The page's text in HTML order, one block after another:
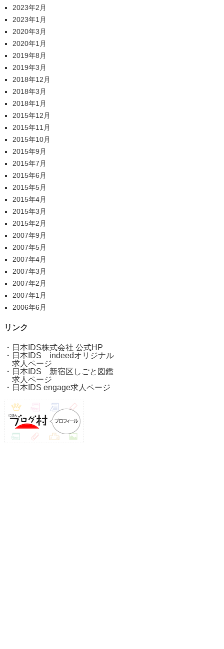
2023年2月
2023年1月
2020年3月
2020年1月
2019年8月
2019年3月
2018年12月
2018年3月
2018年1月
2015年12月
2015年11月
2015年10月
2015年9月
2015年7月
2015年6月
2015年5月
2015年4月
2015年3月
2015年2月
2007年9月
2007年5月
2007年4月
2007年3月
2007年2月
2007年1月
2006年6月
リンク
・ 日本IDS株式会社 公式HP
・ 日本IDS indeedオリジナル
求人ページ
・ 日本IDS 新宿区しごと図鑑
求人ページ
・ 日本IDS engage求人ページ